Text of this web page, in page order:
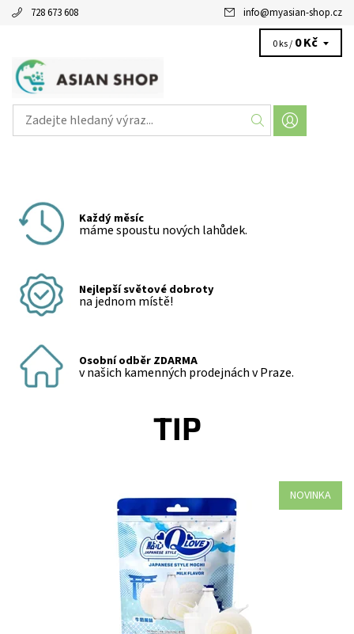
728 673 608 info@myasian-shop.cz
0 ks / 0 Kč
Každý měsíc
máme spoustu nových lahůdek.
Nejlepší světové dobroty
na jednom místě!
Osobní odběr ZDARMA
v našich kamenných prodejnách v Praze.
TIP
NOVINKA
Skladem